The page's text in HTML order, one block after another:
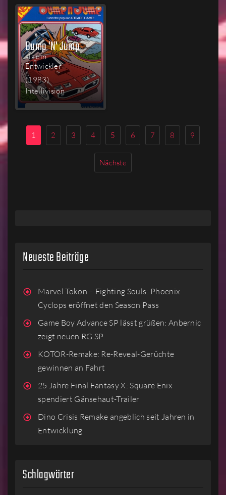
Bump 'N' Jump
als ein
Entwickler
(1983)
Intellivision
MEHR
1 2 3 4 5 6 7 8 9
Nächste
Neueste Beiträge
Marvel Tokon – Fighting Souls: Phoenix
Cyclops eröffnet den Season Pass
Game Boy Advance SP lässt grüßen: Anbernic
zeigt neuen RG SP
KOTOR-Remake: Re-Reveal-Gerüchte
gewinnen an Fahrt
25 Jahre Final Fantasy X: Square Enix
spendiert Gänsehaut-Trailer
Dino Crisis Remake angeblich seit Jahren in
Entwicklung
Schlagwörter